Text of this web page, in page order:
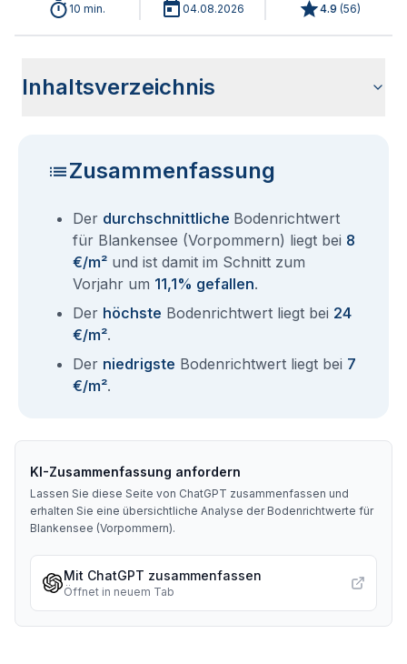
10 min. 04.08.2026 4.9 (56)
Inhaltsverzeichnis
Zusammenfassung
Der durchschnittliche Bodenrichtwert
für Blankensee (Vorpommern) liegt bei 8
€/m² und ist damit im Schnitt zum
Vorjahr um 11,1% gefallen.
Der höchste Bodenrichtwert liegt bei 24
€/m².
Der niedrigste Bodenrichtwert liegt bei 7
€/m².
KI-Zusammenfassung anfordern
Lassen Sie diese Seite von ChatGPT zusammenfassen und
erhalten Sie eine übersichtliche Analyse der Bodenrichtwerte für
Blankensee (Vorpommern).
Mit ChatGPT zusammenfassen
Öffnet in neuem Tab